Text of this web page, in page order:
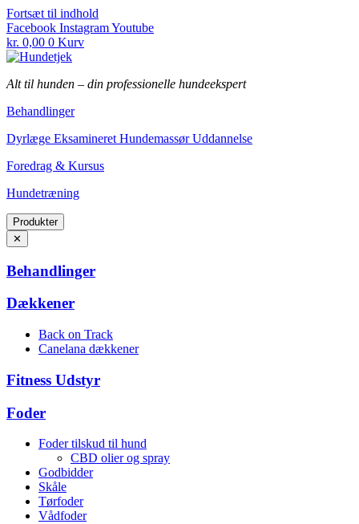
Fortsæt til indhold
Facebook InstagramYoutube
kr. 0,00 0 Kurv
Alt til hunden – din professionelle hundeekspert
Behandlinger
Dyrlæge Eksamineret Hundemassør Uddannelse
Foredrag & Kursus
Hundetræning
Produkter
✕
Behandlinger
Dækkener
Back on Track
Canelana dækkener
Fitness Udstyr
Foder
Foder tilskud til hund
CBD olier og spray
Godbidder
Skåle
Tørfoder
Vådfoder